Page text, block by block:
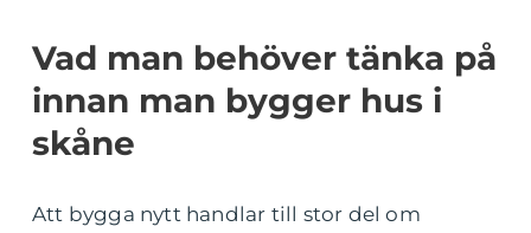
Vad man behöver tänka på
innan man bygger hus i
skåne
Att bygga nytt handlar till stor del om